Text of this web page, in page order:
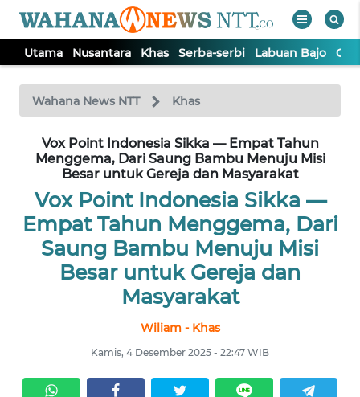
Utama Nusantara Khas Serba-serbi Labuan Bajo
Wahana News NTT Khas
Vox Point Indonesia Sikka — Empat Tahun
Menggema, Dari Saung Bambu Menuju Misi
Besar untuk Gereja dan Masyarakat
Vox Point Indonesia Sikka —
Empat Tahun Menggema, Dari
Saung Bambu Menuju Misi
Besar untuk Gereja dan
Masyarakat
Wiliam - Khas
Kamis, 4 Desember 2025 - 22:47 WIB
TV
Tutup
UTAMA
NUSANTARA
KHAS
SERBA-